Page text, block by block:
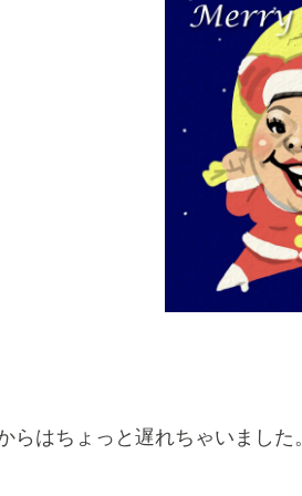
らはちょっと遅れちゃいました